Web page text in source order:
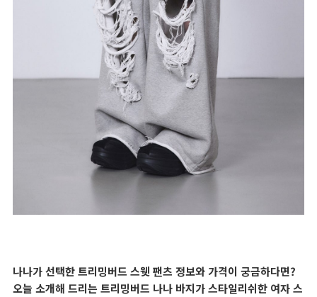
나나가 선택한 트리밍버드 스웻 팬츠 정보와 가격이 궁금하다면?
오늘 소개해 드리는 트리밍버드 나나 바지가 스타일리쉬한 여자 스